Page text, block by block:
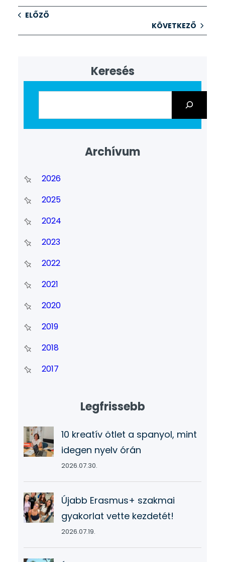
ELŐZŐ
KÖVETKEZŐ
Keresés
Archívum
2026
2025
2024
2023
2022
2021
2020
2019
2018
2017
Legfrissebb
10 kreatív ötlet a spanyol, mint
idegen nyelv órán
2026.07.30.
Újabb Erasmus+ szakmai
gyakorlat vette kezdetét!
2026.07.19.